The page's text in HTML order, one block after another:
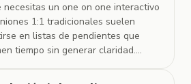
necesitas un one on one interactivo
1:1 tradicionales suelen
en listas de pendientes que
tiempo sin generar claridad....